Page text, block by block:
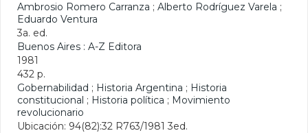
Ambrosio Romero Carranza ; Alberto Rodríguez Varela ;
Eduardo Ventura
3a. ed.
Buenos Aires : A-Z Editora
1981
432 p.
Gobernabilidad ; Historia Argentina ; Historia
constitucional ; Historia política ; Movimiento
revolucionario
Ubicación: 94(82):32 R763/1981 3ed.